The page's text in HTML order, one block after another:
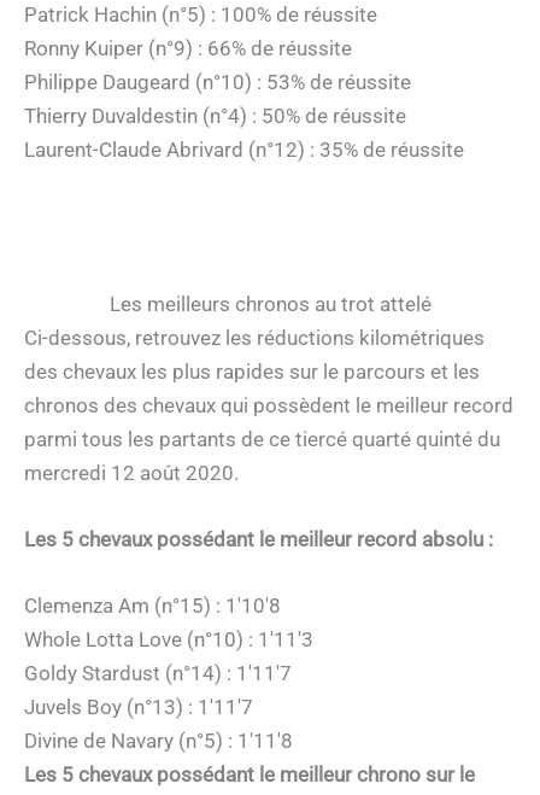
Patrick Hachin (n°5) : 100% de réussite
Ronny Kuiper (n°9) : 66% de réussite
Philippe Daugeard (n°10) : 53% de réussite
Thierry Duvaldestin (n°4) : 50% de réussite
Laurent-Claude Abrivard (n°12) : 35% de réussite
Les meilleurs chronos au trot attelé
Ci-dessous, retrouvez les réductions kilométriques
des chevaux les plus rapides sur le parcours et les
chronos des chevaux qui possèdent le meilleur record
parmi tous les partants de ce tiercé quarté quinté du
mercredi 12 août 2020.
Les 5 chevaux possédant le meilleur record absolu :
Clemenza Am (n°15) : 1'10'8
Whole Lotta Love (n°10) : 1'11'3
Goldy Stardust (n°14) : 1'11'7
Juvels Boy (n°13) : 1'11'7
Divine de Navary (n°5) : 1'11'8
Les 5 chevaux possédant le meilleur chrono sur le